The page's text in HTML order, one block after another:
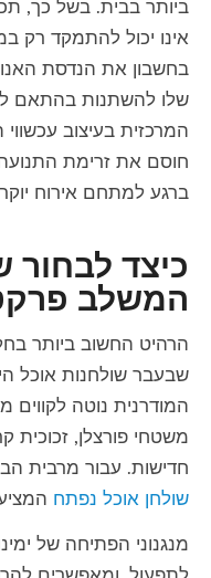
ביותר בבית. בשל כך,
אינו יכול להתמקד רק
בחשבון את הנדסת
שלו להשתנות בהתאם
המרכזית בעיצוב עכשווי
חוסם את זרימת התנועה
ברגע למתחם אירוח
כיצד לבחור
המשלב
הרהיט החשוב ביותר
שבעבר שולחנות אוכל
המודרנית נוטה לקווים
משטחי פורצלן, זכוכית
חדישות. עבור מרבית
שולחן אוכל נפתחהמציע
מנגנוני הפתיחה של